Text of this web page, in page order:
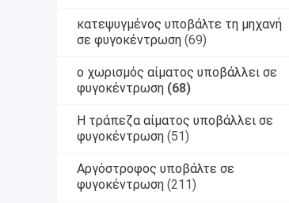
κατεψυγμένος υποβάλτε τη μηχανή
σε φυγοκέντρωση (69)
ο χωρισμός αίματος υποβάλλει σε
φυγοκέντρωση (68)
Η τράπεζα αίματος υποβάλλει σε
φυγοκέντρωση (51)
Αργόστροφος υποβάλτε σε
φυγοκέντρωση (211)